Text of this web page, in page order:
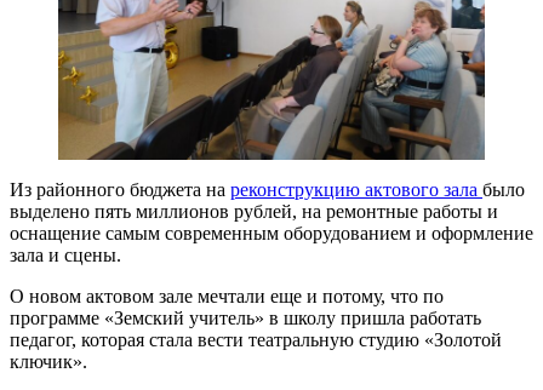
Из районного бюджета на реконструкцию актового зала было
выделено пять миллионов рублей, на ремонтные работы и
оснащение самым современным оборудованием и оформление
зала и сцены.
О новом актовом зале мечтали еще и потому, что по
программе «Земский учитель» в школу пришла работать
педагог, которая стала вести театральную студию «Золотой
ключик».